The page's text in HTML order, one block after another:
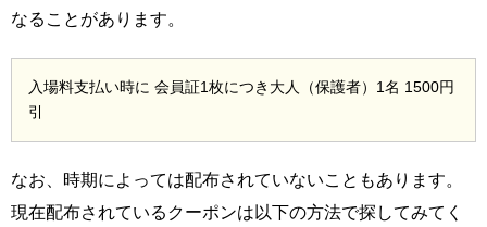
なることがあります。
入場料支払い時に 会員証1枚につき大人（保護者）1名 1500円
引
なお、時期によっては配布されていないこともあります。
現在配布されているクーポンは以下の方法で探してみてく